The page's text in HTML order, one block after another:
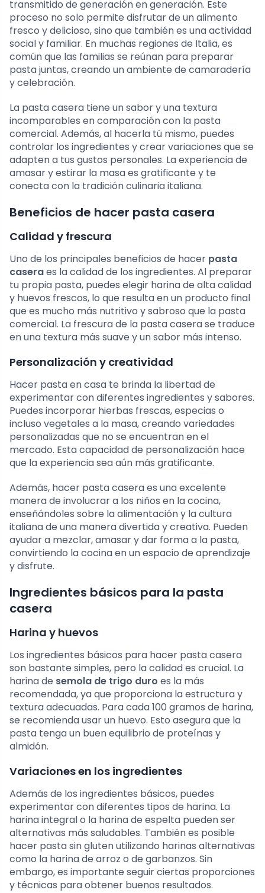
transmitido de generación en generación. Este
proceso no solo permite disfrutar de un alimento
fresco y delicioso, sino que también es una actividad
social y familiar. En muchas regiones de Italia, es
común que las familias se reúnan para preparar
pasta juntas, creando un ambiente de camaradería
y celebración.
La pasta casera tiene un sabor y una textura
incomparables en comparación con la pasta
comercial. Además, al hacerla tú mismo, puedes
controlar los ingredientes y crear variaciones que se
adapten a tus gustos personales. La experiencia de
amasar y estirar la masa es gratificante y te
conecta con la tradición culinaria italiana.
Beneficios de hacer pasta casera
Calidad y frescura
Uno de los principales beneficios de hacer pasta
caseraes la calidad de los ingredientes. Al preparar
tu propia pasta, puedes elegir harina de alta calidad
y huevos frescos, lo que resulta en un producto final
que es mucho más nutritivo y sabroso que la pasta
comercial. La frescura de la pasta casera se traduce
en una textura más suave y un sabor más intenso.
Personalización y creatividad
Hacer pasta en casa te brinda la libertad de
experimentar con diferentes ingredientes y sabores.
Puedes incorporar hierbas frescas, especias o
incluso vegetales a la masa, creando variedades
personalizadas que no se encuentran en el
mercado. Esta capacidad de personalización hace
que la experiencia sea aún más gratificante.
Además, hacer pasta casera es una excelente
manera de involucrar a los niños en la cocina,
enseñándoles sobre la alimentación y la cultura
italiana de una manera divertida y creativa. Pueden
ayudar a mezclar, amasar y dar forma a la pasta,
convirtiendo la cocina en un espacio de aprendizaje
y disfrute.
Ingredientes básicos para la pasta
casera
Harina y huevos
Los ingredientes básicos para hacer pasta casera
son bastante simples, pero la calidad es crucial. La
harina de semola de trigo duro es la más
recomendada, ya que proporciona la estructura y
textura adecuadas. Para cada 100 gramos de harina,
se recomienda usar un huevo. Esto asegura que la
pasta tenga un buen equilibrio de proteínas y
almidón.
Variaciones en los ingredientes
Además de los ingredientes básicos, puedes
experimentar con diferentes tipos de harina. La
harina integral o la harina de espelta pueden ser
alternativas más saludables. También es posible
hacer pasta sin gluten utilizando harinas alternativas
como la harina de arroz o de garbanzos. Sin
embargo, es importante seguir ciertas proporciones
y técnicas para obtener buenos resultados.